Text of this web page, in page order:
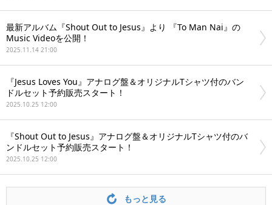
最新アルバム『Shout Out to Jesus』より 『To Man Nai』の
Music Videoを公開！
2025.11.14 21:00
『Jesus Loves You』アナログ盤＆オリジナルTシャツ付のバン
ドルセット予約販売スタート！
2025.10.25 12:00
『Shout Out to Jesus』アナログ盤＆オリジナルTシャツ付のバ
ンドルセット予約販売スタート！
2025.10.25 12:00
もっと見る